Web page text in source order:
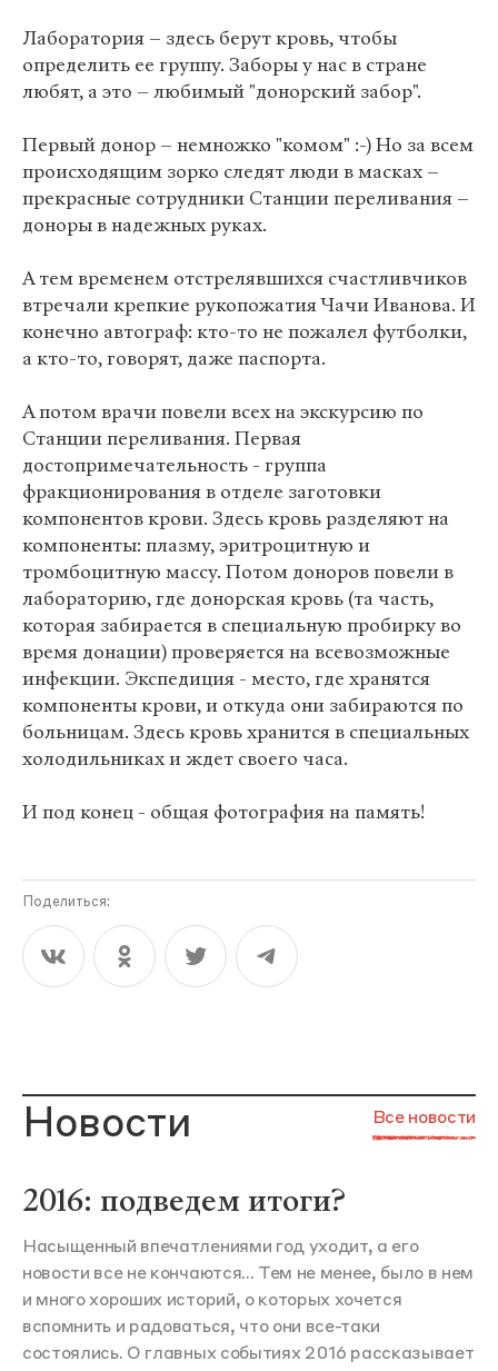
Лаборатория – здесь берут кровь, чтобы
определить ее группу. Заборы у нас в стране
любят, а это – любимый "донорский забор".
Первый донор – немножко "комом" :-) Но за всем
происходящим зорко следят люди в масках –
прекрасные сотрудники Станции переливания –
доноры в надежных руках.
А тем временем отстрелявшихся счастливчиков
втречали крепкие рукопожатия Чачи Иванова. И
конечно автограф: кто-то не пожалел футболки,
а кто-то, говорят, даже паспорта.
А потом врачи повели всех на экскурсию по
Станции переливания. Первая
достопримечательность - группа
фракционирования в отделе заготовки
компонентов крови. Здесь кровь разделяют на
компоненты: плазму, эритроцитную и
тромбоцитную массу. Потом доноров повели в
лабораторию, где донорская кровь (та часть,
которая забирается в специальную пробирку во
время донации) проверяется на всевозможные
инфекции. Экспедиция - место, где хранятся
компоненты крови, и откуда они забираются по
больницам. Здесь кровь хранится в специальных
холодильниках и ждет своего часа.
И под конец - общая фотография на память!
Поделиться:
Новости Все новости
2016: подведем итоги?
Насыщенный впечатлениями год уходит, а его
новости все не кончаются... Тем не менее, было в нем
и много хороших историй, о которых хочется
вспомнить и радоваться, что они все-таки
состоялись. О главных событиях 2016 рассказывает